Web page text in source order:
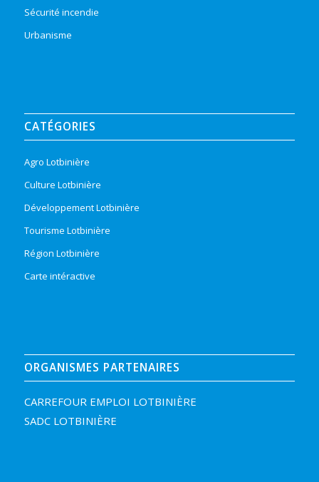
Sécurité incendie
Urbanisme
CATÉGORIES
Agro Lotbinière
Culture Lotbinière
Développement Lotbinière
Tourisme Lotbinière
Région Lotbinière
Carte intéractive
ORGANISMES PARTENAIRES
CARREFOUR EMPLOI LOTBINIÈRE
SADC LOTBINIÈRE